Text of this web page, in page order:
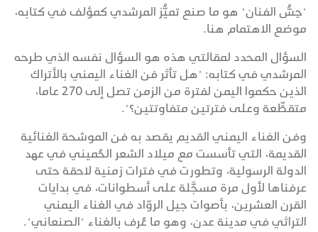
"حِسُّ الفنان" هو ما صنع تميُّز المرشدي كمؤلف في كتابه،
موضع الاهتمام هنا.
السؤال المحدد لمقالتي هذه هو السؤال نفسه الذي طرحه
المرشدي في كتابه: "هل تأثر فن الغناء اليمني بالأتراك
الذين حكموا اليمن لفترة من الزمن تصل إلى 270 عاما،
متقطِّعة وعلى فترتين متفاوتتين؟".
وفن الغناء اليمني القديم يقصد به فن الموشحة الغنائية
القديمة، التي تأسست مع ميلاد الشعر الحُميني في عهد
الدولة الرسولية، وتطورت في فترات زمنية لاحقة حتى
عرفناها لأول مرة مسجَّلة على أسطوانات، في بدايات
القرن العشرين، بأصوات جيل الروّاد في الغناء اليمني
التراثي في مدينة عدن، وهو ما عُرف بالغناء "الصنعاني".